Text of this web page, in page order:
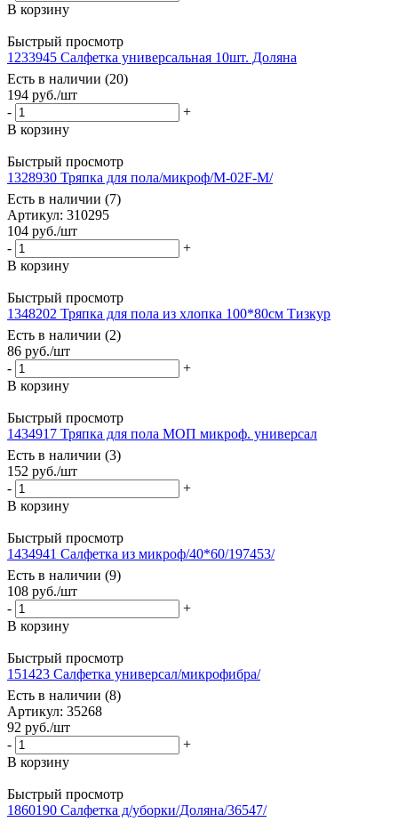
В корзину
Быстрый просмотр
1233945 Салфетка универсальная 10шт. Доляна
Есть в наличии (20)
194 руб./шт
-
+
В корзину
Быстрый просмотр
1328930 Тряпка для пола/микроф/М-02F-М/
Есть в наличии (7)
Артикул: 310295
104 руб./шт
-
+
В корзину
Быстрый просмотр
1348202 Тряпка для пола из хлопка 100*80см Тизкур
Есть в наличии (2)
86 руб./шт
-
+
В корзину
Быстрый просмотр
1434917 Тряпка для пола МОП микроф. универсал
Есть в наличии (3)
152 руб./шт
-
+
В корзину
Быстрый просмотр
1434941 Салфетка из микроф/40*60/197453/
Есть в наличии (9)
108 руб./шт
-
+
В корзину
Быстрый просмотр
151423 Салфетка универсал/микрофибра/
Есть в наличии (8)
Артикул: 35268
92 руб./шт
-
+
В корзину
Быстрый просмотр
1860190 Салфетка д/уборки/Доляна/36547/